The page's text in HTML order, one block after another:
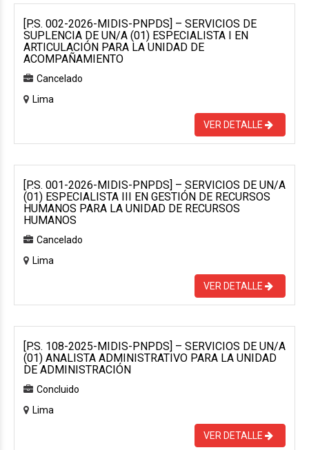
[P.S. 002-2026-MIDIS-PNPDS] – SERVICIOS DE
SUPLENCIA DE UN/A (01) ESPECIALISTA I EN
ARTICULACIÓN PARA LA UNIDAD DE
ACOMPAÑAMIENTO
Cancelado
Lima
VER DETALLE
[P.S. 001-2026-MIDIS-PNPDS] – SERVICIOS DE UN/A
(01) ESPECIALISTA III EN GESTIÓN DE RECURSOS
HUMANOS PARA LA UNIDAD DE RECURSOS
HUMANOS
Cancelado
Lima
VER DETALLE
[P.S. 108-2025-MIDIS-PNPDS] – SERVICIOS DE UN/A
(01) ANALISTA ADMINISTRATIVO PARA LA UNIDAD
DE ADMINISTRACIÓN
Concluido
Lima
VER DETALLE